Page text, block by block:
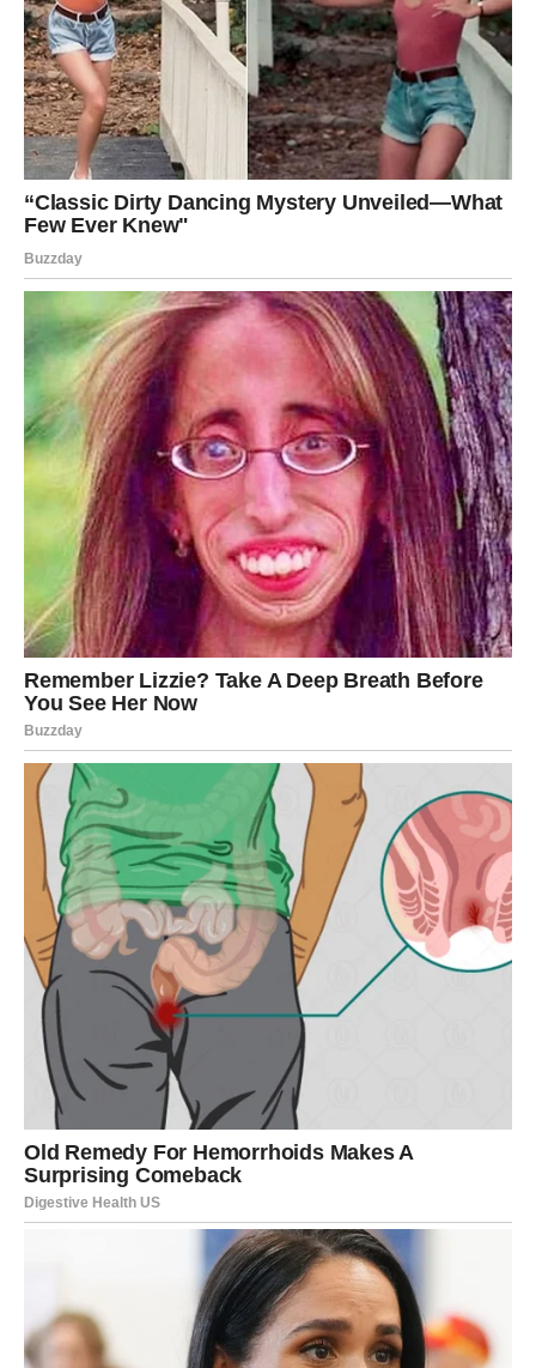
više svjesna svog identiteta kao umjetnice. Njen prelomni
trenutak došao je kada je publika prepoznala njenu iskrenost i
autentičnost. Njene pjesme su postale više od pukih melodija;
one su počele odražavati stvarne emocije i unutrašnje sukobe.
Ovaj trenutak označio je početak njenog pravog umjetničkog
puta, gdje je muzika postala sredstvo izražavanja njenog
identiteta. Danas, ona je simbol jedne nove generacije
umjetnika koji odbacuju komercijalne pritiske i stvaraju muziku
koja odražava njihove vlastite borbe i iskustva.
sposobnost da se poveže s publikom kroz istinske i emotivne
tekstove pjesama je ono što je čini jedinstvenom u muzičkom
svijetu.
Poruka mladima i budućnost umjetnosti
Nikolijina priča nosi važnu poruku za mlade umjetnike: uspjeh
nije uvijek linearan. Iza svake prepoznatljivosti stoji niz izazova
i odricanja. Njena sposobnost da se suoči sa sumnjama i
preprekama učinila je njen put inspiracijom za mnoge. Ostati
vjeran sebi je najvažniji i najteži izbor koji mladi umjetnici mogu
napraviti.Kroz svoju posvećenost muzici i umjetnosti, Nikolija
pokazuje da su i najsnažnije borbe moguće prevazići uz strast
i predanost. Ona često ističe da je svaki neuspjeh samo korak
ka naprijed i da je važno učiti iz svake prepreke koja se nađe
na putu.
Danas, kao ne samo talentovana umjetnica, već i simbol
borbe za autentičnost, Nikolija se smatra uzorom mnogima.
Njena muzika ostaje trajni testament njene snage, kreativnosti
i sposobnosti da se poveže s publikom na dubljem nivou. Kroz
svoje hitove, ona ne samo da zabavlja, već i inspiriše,
pokazujući da kroz umjetnost možemo izraziti svoje najdublje
emocije i borbe koje svi nosimo u sebi. Njena posvećenost i
hrabrost da ostane autentična u svijetu koji često favorizuje
plitke i komercijalne sadržaje čini je pravim herojem za sve
one koji teže vlastitom identitetu.